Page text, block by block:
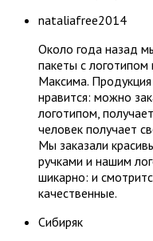
nataliafree2014
Около года назад
пакеты с логотипом
Максима.
нравится: можно
логотипом,
человек получает
Мы заказали
ручками и нашим
шикарно: и
качественные.
Сибиряк